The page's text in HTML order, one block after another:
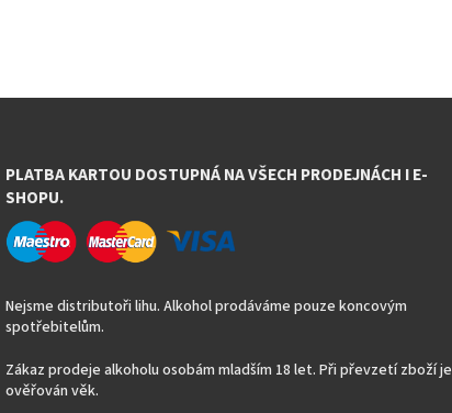
PLATBA KARTOU DOSTUPNÁ NA VŠECH PRODEJNÁCH I E-
SHOPU.
Nejsme distributoři lihu. Alkohol prodáváme pouze koncovým
spotřebitelům.
Zákaz prodeje alkoholu osobám mladším 18 let. Při převzetí zboží je
ověřován věk.